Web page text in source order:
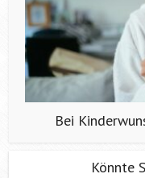
Bei
Könnte